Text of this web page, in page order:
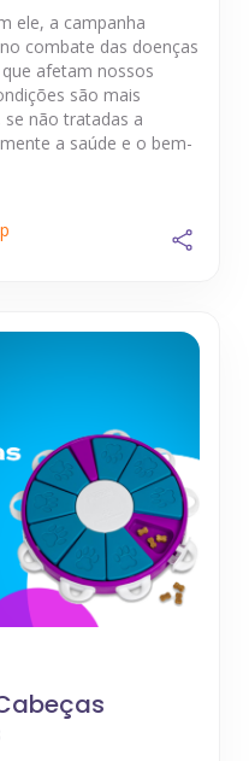
ele, a campanha
combate das doenças
afetam nossos
são mais
não tratadas a
a saúde e o bem-